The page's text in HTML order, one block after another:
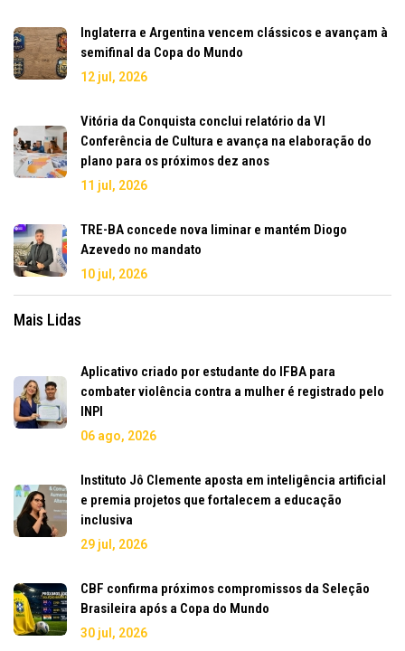
Inglaterra e Argentina vencem clássicos e avançam à
semifinal da Copa do Mundo
12 jul, 2026
Vitória da Conquista conclui relatório da VI
Conferência de Cultura e avança na elaboração do
plano para os próximos dez anos
11 jul, 2026
TRE-BA concede nova liminar e mantém Diogo
Azevedo no mandato
10 jul, 2026
Mais Lidas
Aplicativo criado por estudante do IFBA para
combater violência contra a mulher é registrado pelo
INPI
06 ago, 2026
Instituto Jô Clemente aposta em inteligência artificial
e premia projetos que fortalecem a educação
inclusiva
29 jul, 2026
CBF confirma próximos compromissos da Seleção
Brasileira após a Copa do Mundo
30 jul, 2026